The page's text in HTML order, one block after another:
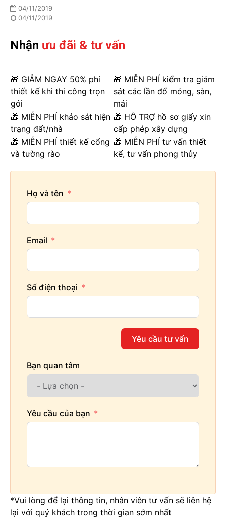
04/11/2019
04/11/2019
Nhận ưu đãi & tư vấn
🎁 GIẢM NGAY 50% phí
thiết kế khi thi công trọn
gói
🎁 MIỄN PHÍ kiểm tra giám
sát các lần đổ móng, sàn,
mái
🎁 MIỄN PHÍ khảo sát hiện
trạng đất/nhà
🎁 HỖ TRỢ hồ sơ giấy xin
cấp phép xây dựng
🎁 MIỄN PHÍ thiết kế cổng
và tường rào
🎁 MIỄN PHÍ tư vấn thiết
kế, tư vấn phong thủy
Họ và tên
Email
Số điện thoại
Yêu cầu tư vấn
Bạn quan tâm
Yêu cầu của bạn
*Vui lòng để lại thông tin, nhân viên tư vấn sẽ liên hệ
lại với quý khách trong thời gian sớm nhất